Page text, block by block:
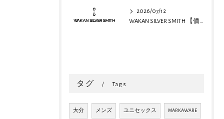
2026/07/12
WAKAN SILVER SMITH 【価格改定のお知らせ】
タグ Tags
大分 メンズ ユニセックス MARKAWARE